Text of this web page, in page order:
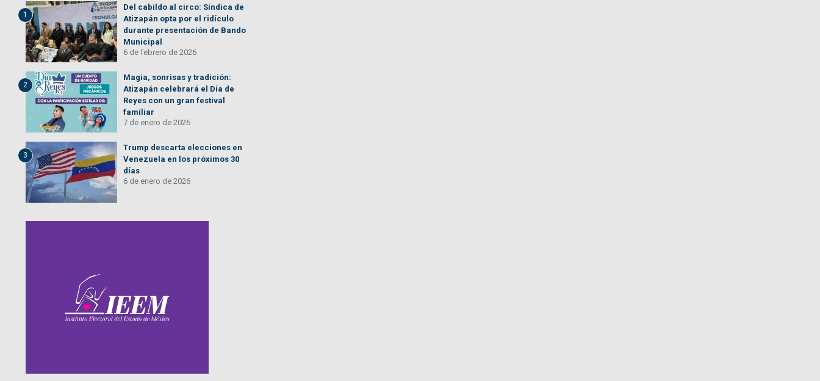
1
Del cabildo al circo: Síndica de
Atizapán opta por el ridículo
durante presentación de Bando
Municipal
6 de febrero de 2026
2
Magia, sonrisas y tradición:
Atizapán celebrará el Día de
Reyes con un gran festival
familiar
7 de enero de 2026
3
Trump descarta elecciones en
Venezuela en los próximos 30
días
6 de enero de 2026